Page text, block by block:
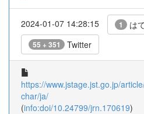
2024-01-07 14:28:15 1 は
55 + 351 Twitter
https://www.jstage.jst.go.jp/
char/ja/
(info:doi/10.24799/jrn.170619)